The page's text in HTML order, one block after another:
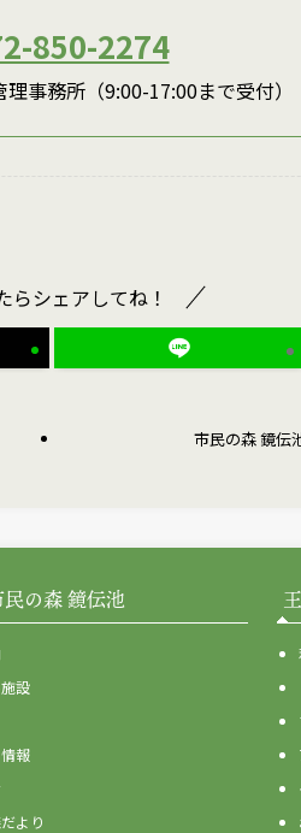
850-2274
事務所（9:00-17:00まで受付）
らシェアしてね！
市民の森 鏡伝
の森 鏡伝池
設
報
より